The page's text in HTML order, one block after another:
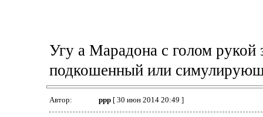
Угу а Марадона с голом
подкошенный или
Автор: ppp[ 30 июн 2014 20:49 ]